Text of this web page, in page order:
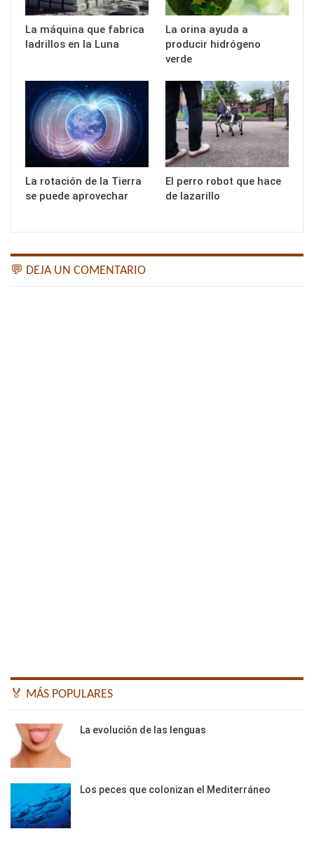
La máquina que fabrica
ladrillos en la Luna
La orina ayuda a
producir hidrógeno
verde
La rotación de la Tierra
se puede aprovechar
El perro robot que hace
de lazarillo
💬 DEJA UN COMENTARIO
🏅 MÁS POPULARES
La evolución de las lenguas
Los peces que colonizan el Mediterráneo